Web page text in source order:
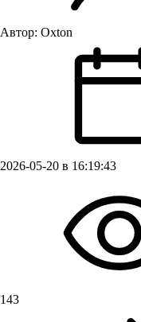
Автор: Oxton
2026-05-20 в 16:19:43
143